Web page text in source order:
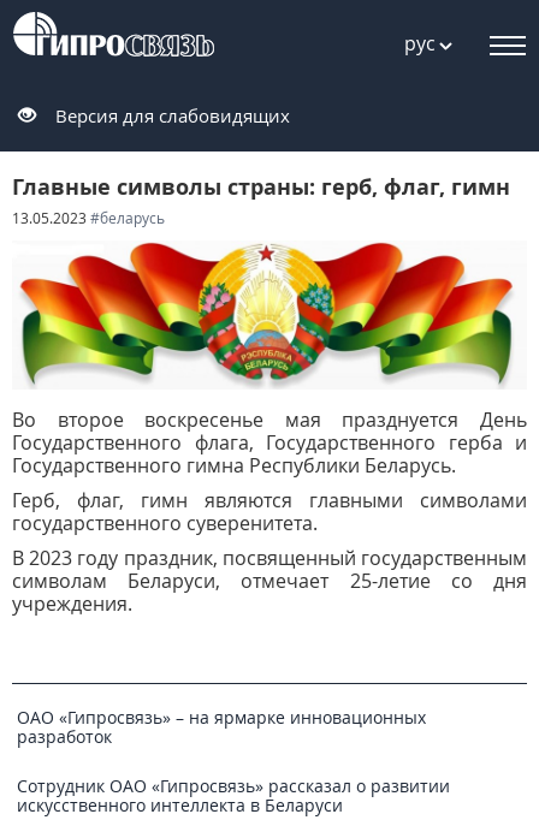
рус
Версия для слабовидящих
Главные символы страны: герб, флаг, гимн
13.05.2023 #беларусь
Во второе воскресенье мая празднуется День
Государственного флага, Государственного герба и
Государственного гимна Республики Беларусь.
Герб, флаг, гимн являются главными символами
государственного суверенитета.
В 2023 году праздник, посвященный государственным
символам Беларуси, отмечает 25-летие со дня
учреждения.
ОАО «Гипросвязь» – на ярмарке инновационных
разработок
Сотрудник ОАО «Гипросвязь» рассказал о развитии
искусственного интеллекта в Беларуси